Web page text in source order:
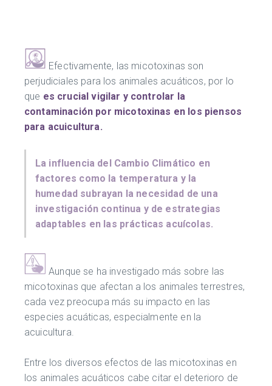
Efectivamente, las micotoxinas son
perjudiciales para los animales acuáticos, por lo
que es crucial vigilar y controlar la
contaminación por micotoxinas en los piensos
para acuicultura.
La influencia del Cambio Climático en
factores como la temperatura y la
humedad subrayan la necesidad de una
investigación continua y de estrategias
adaptables en las prácticas acuícolas.
Aunque se ha investigado más sobre las
micotoxinas que afectan a los animales terrestres,
cada vez preocupa más su impacto en las
especies acuáticas, especialmente en la
acuicultura.
Entre los diversos efectos de las micotoxinas en
los animales acuáticos cabe citar el deterioro de